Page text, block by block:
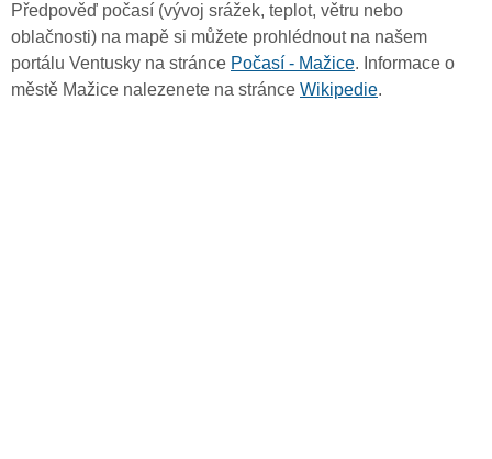
Předpověď počasí (vývoj srážek, teplot, větru nebo
oblačnosti) na mapě si můžete prohlédnout na našem
portálu Ventusky na stránce Počasí - Mažice. Informace o
městě Mažice nalezenete na stránce Wikipedie.